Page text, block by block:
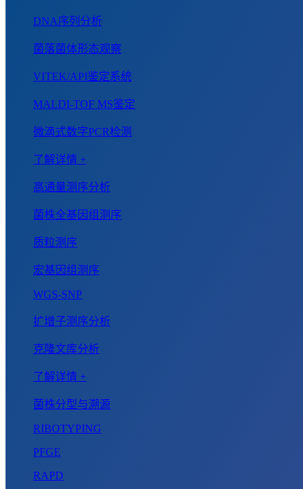
DNA序列分析
菌落菌体形态观察
VITEK/API鉴定系统
MALDI-TOF MS鉴定
微滴式数字PCR检测
了解详情 +
高通量测序分析
菌株全基因组测序
质粒测序
宏基因组测序
WGS-SNP
扩增子测序分析
克隆文库分析
了解详情 +
菌株分型与溯源
RIBOTYPING
PFGE
RAPD